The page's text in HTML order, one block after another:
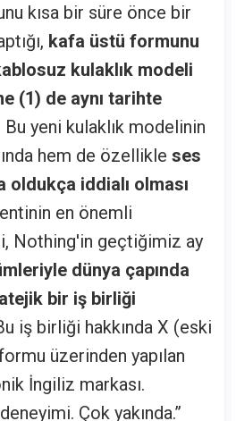
kısa bir süre önce bir
kafa üstü formunu
kulaklık modeli
(1) de aynı tarihte
Bu yeni kulaklık modelinin
hem de özellikle ses
iddialı olması
en önemli
Nothing'in geçtiğimiz ay
dünya çapında
bir iş birliği
iş birliği hakkında X (eski
üzerinden yapılan
İngiliz markası.
Çok yakında.”